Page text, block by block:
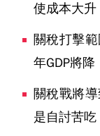
使成本大升
關稅打擊
年GDP將降
關稅戰將
是自討苦吃